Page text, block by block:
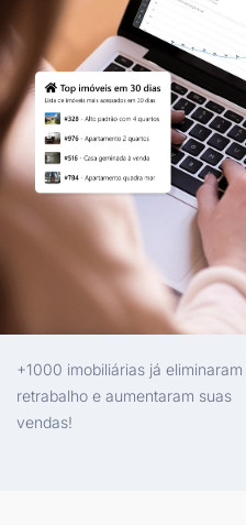
+1000 imobiliárias já eliminaram
retrabalho e aumentaram suas
vendas!